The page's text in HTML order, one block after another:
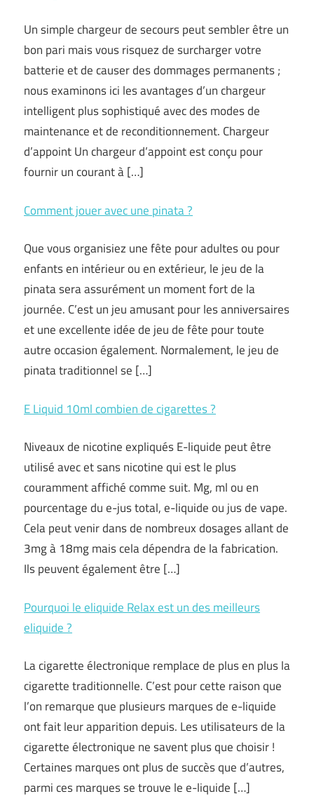
Un simple chargeur de secours peut sembler être un
bon pari mais vous risquez de surcharger votre
batterie et de causer des dommages permanents ;
nous examinons ici les avantages d’un chargeur
intelligent plus sophistiqué avec des modes de
maintenance et de reconditionnement. Chargeur
d’appoint Un chargeur d’appoint est conçu pour
fournir un courant à […]
Comment jouer avec une pinata ?
Que vous organisiez une fête pour adultes ou pour
enfants en intérieur ou en extérieur, le jeu de la
pinata sera assurément un moment fort de la
journée. C’est un jeu amusant pour les anniversaires
et une excellente idée de jeu de fête pour toute
autre occasion également. Normalement, le jeu de
pinata traditionnel se […]
E Liquid 10ml combien de cigarettes ?
Niveaux de nicotine expliqués E-liquide peut être
utilisé avec et sans nicotine qui est le plus
couramment affiché comme suit. Mg, ml ou en
pourcentage du e-jus total, e-liquide ou jus de vape.
Cela peut venir dans de nombreux dosages allant de
3mg à 18mg mais cela dépendra de la fabrication.
Ils peuvent également être […]
Pourquoi le eliquide Relax est un des meilleurs
eliquide ?
La cigarette électronique remplace de plus en plus la
cigarette traditionnelle. C’est pour cette raison que
l’on remarque que plusieurs marques de e-liquide
ont fait leur apparition depuis. Les utilisateurs de la
cigarette électronique ne savent plus que choisir !
Certaines marques ont plus de succès que d’autres,
parmi ces marques se trouve le e-liquide […]